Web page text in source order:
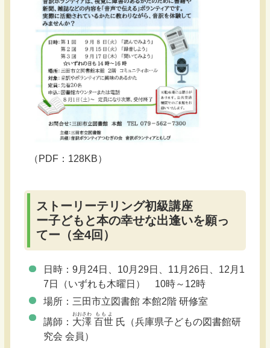
（PDF：128KB）
ストーリーテリング初級講座
ー子どもと本の幸せな出逢いを願っ
てー（全4回）
日時：9月24日、10月29日、11月26日、12月1
7日（いずれも木曜日） 10時～12時
場所：三田市立図書館 本館2階 研修室
講師： 大澤
おおさわ
百世
ももよ
氏（兵庫県子どもの図書館研
究会 会員）